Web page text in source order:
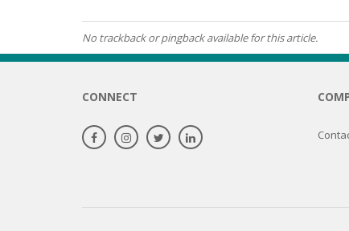
No trackback or pingback available for this article.
CONNECT